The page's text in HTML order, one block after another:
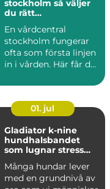
stockholm så väljer
du rätt
En vårdcentral
stockholm fungerar
ofta som första linjen
in i vården. Här får du
01. jul
Gladiator k-nine
hundhalsbandet
som lugnar stress
Många hundar lever
med en grundnivå av